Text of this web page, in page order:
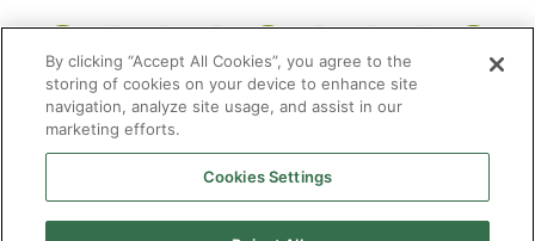
By clicking “Accept All Cookies”, you agree to the
storing of cookies on your device to enhance site
navigation, analyze site usage, and assist in our
marketing efforts.
Cookies Settings